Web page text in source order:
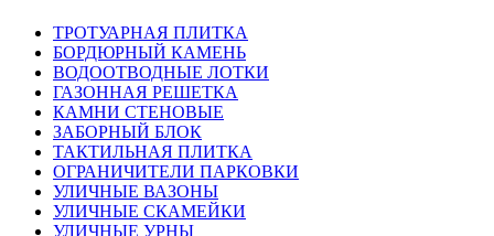
ТРОТУАРНАЯ ПЛИТКА
БОРДЮРНЫЙ КАМЕНЬ
ВОДООТВОДНЫЕ ЛОТКИ
ГАЗОННАЯ РЕШЕТКА
КАМНИ СТЕНОВЫЕ
ЗАБОРНЫЙ БЛОК
ТАКТИЛЬНАЯ ПЛИТКА
ОГРАНИЧИТЕЛИ ПАРКОВКИ
УЛИЧНЫЕ ВАЗОНЫ
УЛИЧНЫЕ СКАМЕЙКИ
УЛИЧНЫЕ УРНЫ